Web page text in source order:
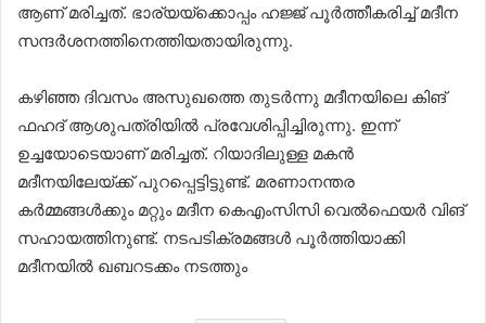
ആണ് മരിച്ചത്. ഭാര്യയ്ക്കൊപ്പം ഹജ്ജ് പൂർത്തീകരിച്ച് മദീന
സന്ദർശനത്തിനെത്തിയതായിരുന്നു.
കഴിഞ്ഞ ദിവസം അസുഖത്തെ തുടർന്നു മദീനയിലെ കിങ്
ഫഹദ് ആശുപത്രിയിൽ പ്രവേശിപ്പിച്ചിരുന്നു. ഇന്ന്
ഉച്ചയോടെയാണ് മരിച്ചത്. റിയാദിലുള്ള മകൻ
മദീനയിലേയ്ക്ക് പുറപ്പെട്ടിട്ടുണ്ട്. മരണാനന്തര
കർമ്മങ്ങൾക്കും മറ്റും മദീന കെഎംസിസി വെൽഫെയർ വിങ്
സഹായത്തിനുണ്ട്. നടപടിക്രമങ്ങൾ പൂർത്തിയാക്കി
മദീനയിൽ ഖബറടക്കം നടത്തും